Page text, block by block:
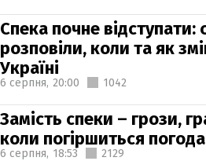
Спека почне відступати:
розповіли, коли та як
Україні
6 серпня, 20:00 1042
Замість спеки – грози,
коли погіршиться погода
6 серпня, 18:53 2129